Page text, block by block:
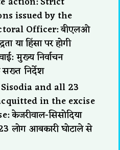
issued by the
Officer: बीएलओ
या हिंसा पर होगी
मुख्य निर्वाचन
निर्देश
and all 23
in the excise
केजरीवाल-सिसोदिया
लोग आबकारी घोटाले से